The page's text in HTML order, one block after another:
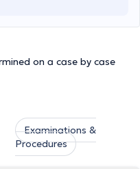
on a case by case
Examinations &
Procedures